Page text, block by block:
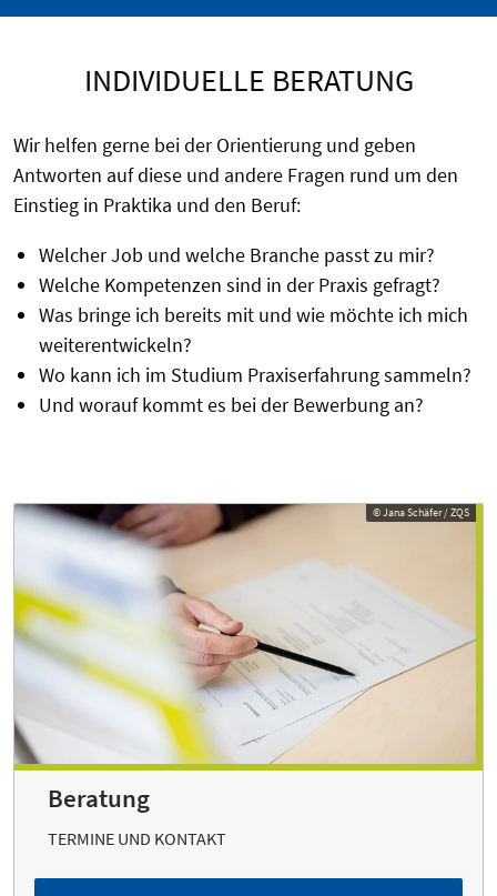
INDIVIDUELLE BERATUNG
Wir helfen gerne bei der Orientierung und geben
Antworten auf diese und andere Fragen rund um den
Einstieg in Praktika und den Beruf:
Welcher Job und welche Branche passt zu mir?
Welche Kompetenzen sind in der Praxis gefragt?
Was bringe ich bereits mit und wie möchte ich mich
weiterentwickeln?
Wo kann ich im Studium Praxiserfahrung sammeln?
Und worauf kommt es bei der Bewerbung an?
© Jana Schäfer / ZQS
© Jana Schäfer / ZQS
Beratung
TERMINE UND KONTAKT